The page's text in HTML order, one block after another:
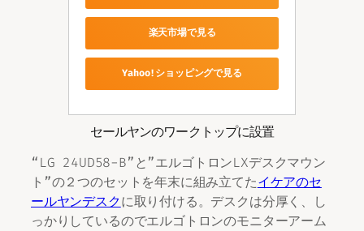
楽天市場で見る
Yahoo!ショッピングで見る
セールヤンのワークトップに設置
“LG 24UD58-B”と”エルゴトロンLXデスクマウン
ト”の２つのセットを年末に組み立てたイケアのセ
ールヤンデスクに取り付ける。デスクは分厚く、し
っかりしているのでエルゴトロンのモニターアーム